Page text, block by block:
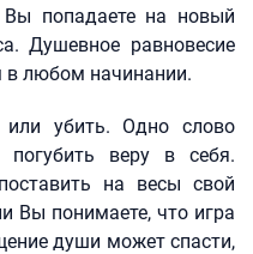
попадаете на новый
Душевное равновесие
в любом начинании.
убить. Одно слово
веру в себя.
на весы свой
Вы понимаете, что игра
души может спасти,